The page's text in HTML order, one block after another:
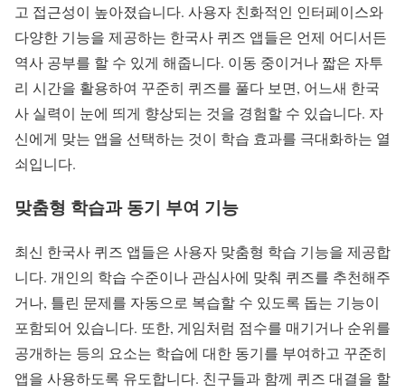
고 접근성이 높아졌습니다. 사용자 친화적인 인터페이스와
다양한 기능을 제공하는 한국사 퀴즈 앱들은 언제 어디서든
역사 공부를 할 수 있게 해줍니다. 이동 중이거나 짧은 자투
리 시간을 활용하여 꾸준히 퀴즈를 풀다 보면, 어느새 한국
사 실력이 눈에 띄게 향상되는 것을 경험할 수 있습니다. 자
신에게 맞는 앱을 선택하는 것이 학습 효과를 극대화하는 열
쇠입니다.
맞춤형 학습과 동기 부여 기능
최신 한국사 퀴즈 앱들은 사용자 맞춤형 학습 기능을 제공합
니다. 개인의 학습 수준이나 관심사에 맞춰 퀴즈를 추천해주
거나, 틀린 문제를 자동으로 복습할 수 있도록 돕는 기능이
포함되어 있습니다. 또한, 게임처럼 점수를 매기거나 순위를
공개하는 등의 요소는 학습에 대한 동기를 부여하고 꾸준히
앱을 사용하도록 유도합니다. 친구들과 함께 퀴즈 대결을 할